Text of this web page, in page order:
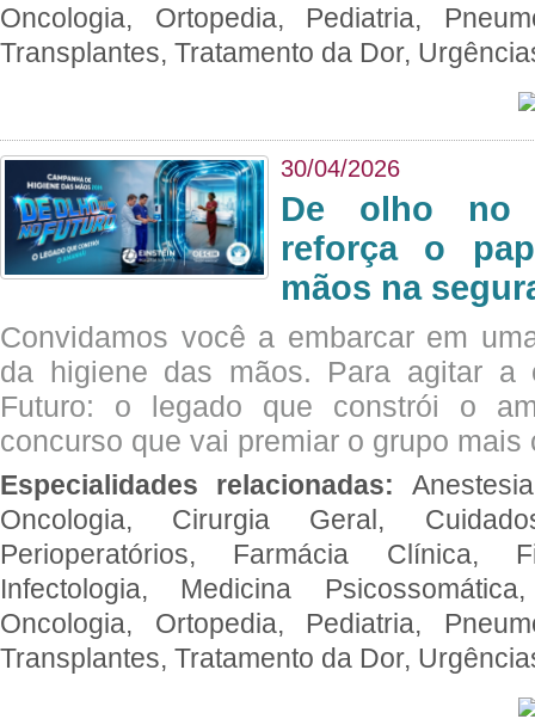
Oncologia, Ortopedia, Pediatria,
Transplantes, Tratamento da Dor,
30/04/2026
De olho no
reforça o
mãos na
Convidamos você a embarcar em
da higiene das mãos. Para agitar a
Futuro: o legado que constrói o
concurso que vai premiar o grupo mais
Especialidades relacionadas:
Oncologia, Cirurgia Geral,
Perioperatórios, Farmácia Clínica,
Infectologia, Medicina
Oncologia, Ortopedia, Pediatria,
Transplantes, Tratamento da Dor,